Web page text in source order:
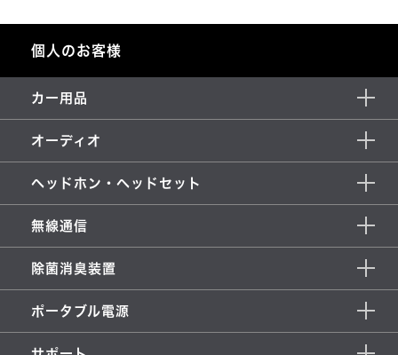
個人のお客様
カー用品
オーディオ
ヘッドホン・ヘッドセット
無線通信
除菌消臭装置
ポータブル電源